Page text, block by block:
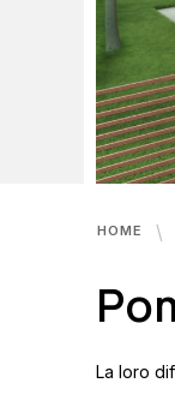
HOME
La loro